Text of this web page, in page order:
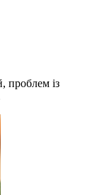
проблем із